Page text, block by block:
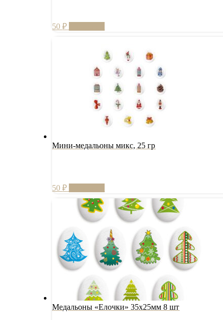
50₽
Мини-медальоны микс, 25 гр
50₽
Медальоны «Елочки» 35х25мм 8 шт